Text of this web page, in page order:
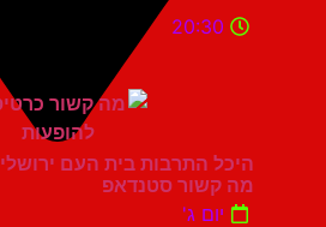
היכל התרבות בית העם ירושלים
20:30
מה קשור סטנדאפ
יום ג'